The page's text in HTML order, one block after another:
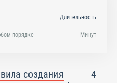
порядке
Длительность
Минут
создания
4